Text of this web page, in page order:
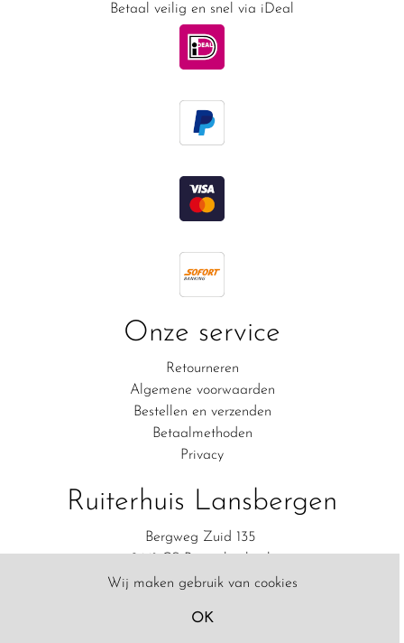
Wij maken gebruik van cookies
OK
Betaal veilig en snel via iDeal
Onze service
Retourneren
Algemene voorwaarden
Bestellen en verzenden
Betaalmethoden
Privacy
Ruiterhuis Lansbergen
Bergweg Zuid 135
06-83111554